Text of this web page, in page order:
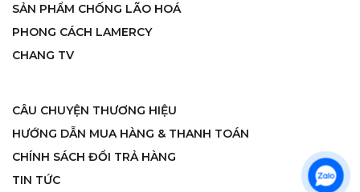
SẢN PHẨM CHỐNG LÃO HOÁ
PHONG CÁCH LAMERCY
CHANG TV
CÂU CHUYỆN THƯƠNG HIỆU
HƯỚNG DẪN MUA HÀNG & THANH TOÁN
CHÍNH SÁCH ĐỔI TRẢ HÀNG
TIN TỨC